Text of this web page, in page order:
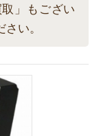
」もござい
い。